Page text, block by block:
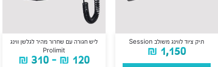
תיק ציוד לווינג משולב Session
₪ 1,150
ליש חגורה עם שחרור מהיר לגלשן ווינג
Prolimit
₪ 120
–
₪ 310